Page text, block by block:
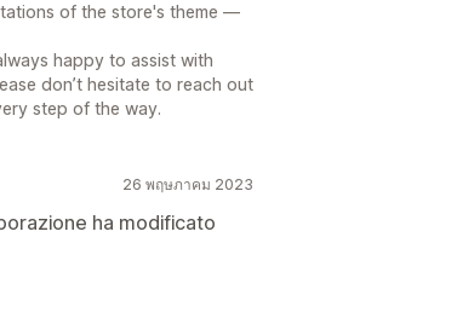
of the store's theme —
happy to assist with
don’t hesitate to reach out
step of the way.
26 พฤษภาคม 2023
ha modificato